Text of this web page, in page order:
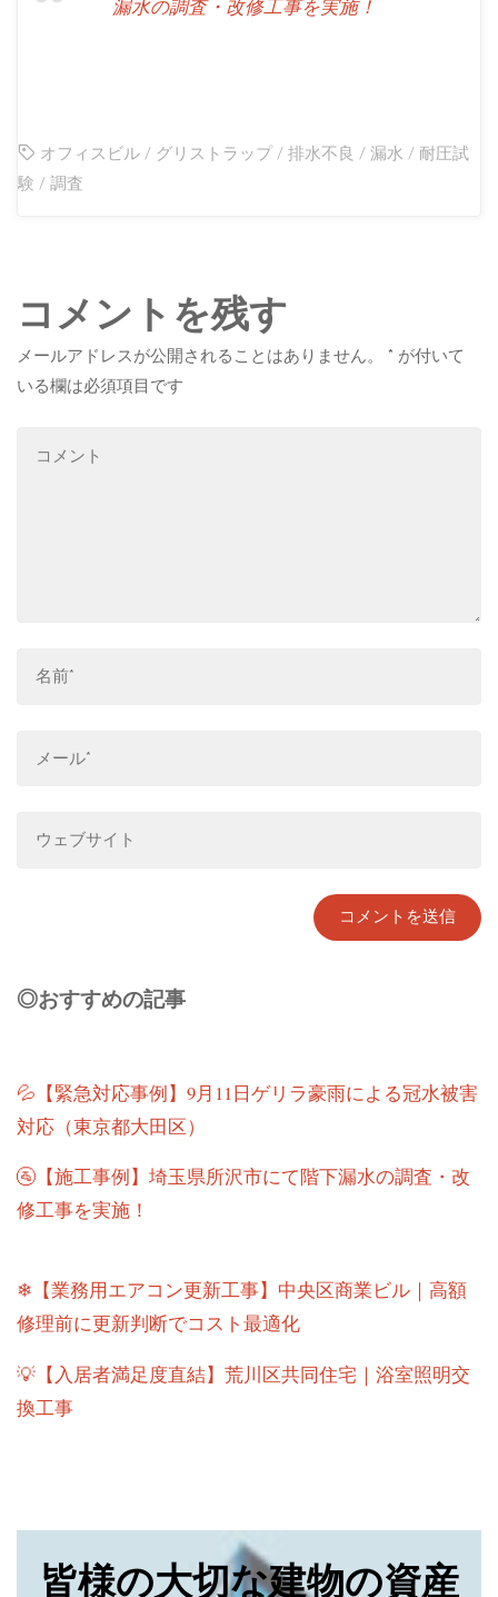
漏水の調査・改修工事を実施！
オフィスビル/ グリストラップ/ 排水不良 / 漏水 / 耐圧試
験 /調査
コメントを残す
メールアドレスが公開されることはありません。 * が付いて
いる欄は必須項目です
◎おすすめの記事
💦【緊急対応事例】9月11日ゲリラ豪雨による冠水被害
対応（東京都大田区）
🚰【施工事例】埼玉県所沢市にて階下漏水の調査・改
修工事を実施！
❄【業務用エアコン更新工事】中央区商業ビル｜高額
修理前に更新判断でコスト最適化
💡【入居者満足度直結】荒川区共同住宅｜浴室照明交
換工事
皆様の大切な建物の資産